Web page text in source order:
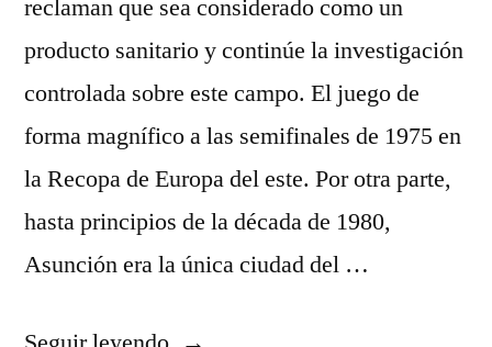
reclaman que sea considerado como un
producto sanitario y continúe la investigación
controlada sobre este campo. El juego de
forma magnífico a las semifinales de 1975 en
la Recopa de Europa del este. Por otra parte,
hasta principios de la década de 1980,
Asunción era la única ciudad del …